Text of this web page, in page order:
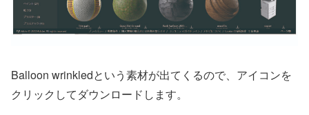
Balloon wrinkledという素材が出てくるので、アイコンを
クリックしてダウンロードします。